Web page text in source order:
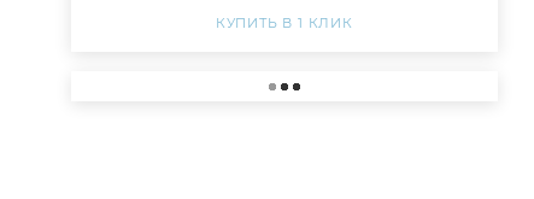
КУПИТЬ В 1 КЛИК